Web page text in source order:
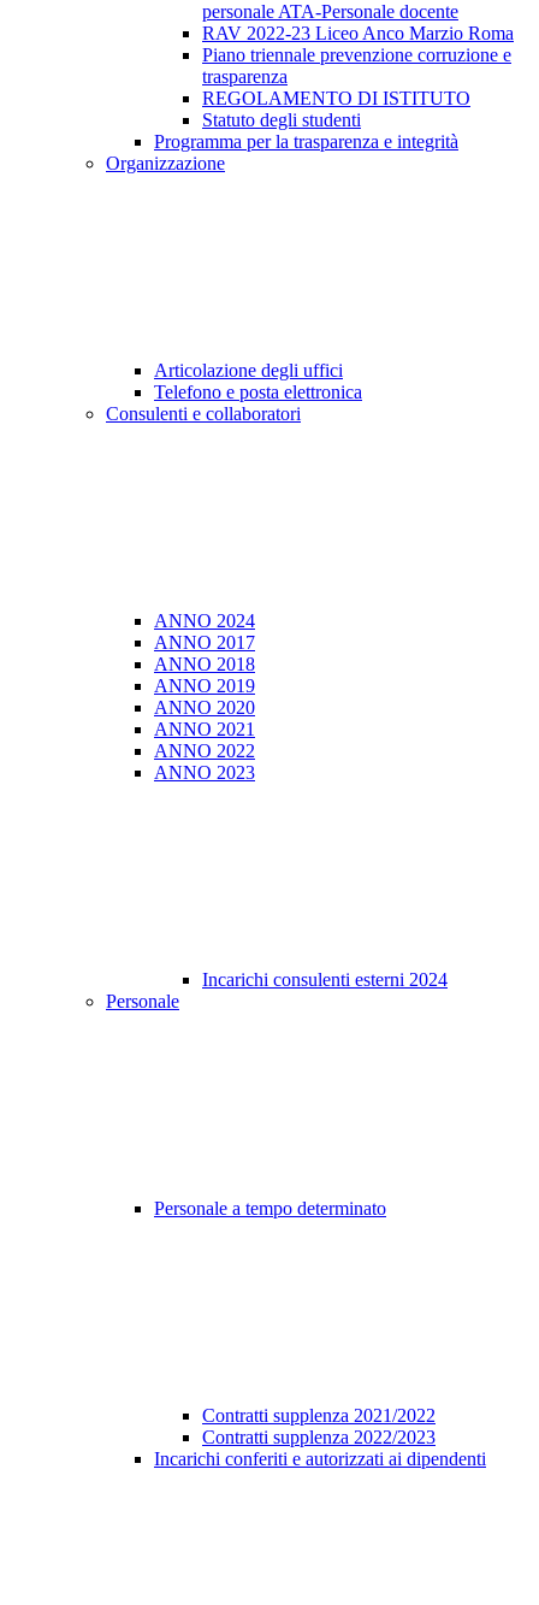
personale ATA-Personale docente
RAV 2022-23 Liceo Anco Marzio Roma
Piano triennale prevenzione corruzione e
trasparenza
REGOLAMENTO DI ISTITUTO
Statuto degli studenti
Programma per la trasparenza e integrità
Organizzazione
Articolazione degli uffici
Telefono e posta elettronica
Consulenti e collaboratori
ANNO 2024
ANNO 2017
ANNO 2018
ANNO 2019
ANNO 2020
ANNO 2021
ANNO 2022
ANNO 2023
Incarichi consulenti esterni 2024
Personale
Personale a tempo determinato
Contratti supplenza 2021/2022
Contratti supplenza 2022/2023
Incarichi conferiti e autorizzati ai dipendenti